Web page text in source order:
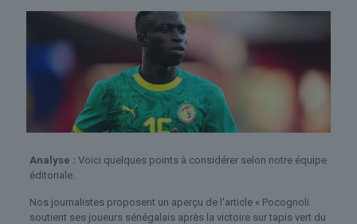
Analyse : Voici quelques points à considérer selon notre équipe
éditoriale.
Nos journalistes proposent un aperçu de l'article « Pocognoli
soutient ses joueurs sénégalais après la victoire sur tapis vert du